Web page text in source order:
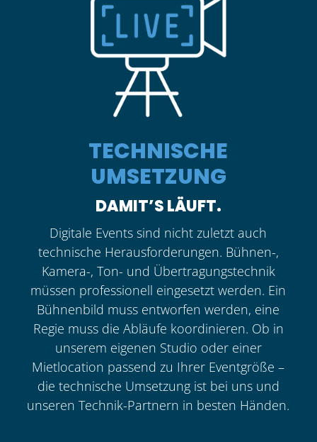
TECHNISCHE
UMSETZUNG
DAMIT’S LÄUFT.
Digitale Events sind nicht zuletzt auch
technische Herausforderungen. Bühnen-,
Kamera-, Ton- und Übertragungstechnik
müssen professionell eingesetzt werden. Ein
Bühnenbild muss entworfen werden, eine
Regie muss die Abläufe koordinieren. Ob in
unserem eigenen Studio oder einer
Mietlocation passend zu Ihrer Eventgröße –
die technische Umsetzung ist bei uns und
unseren Technik-Partnern in besten Händen.